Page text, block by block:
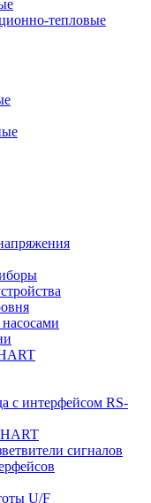
тепловые
с интерфейсом RS-
сигналов
U/F